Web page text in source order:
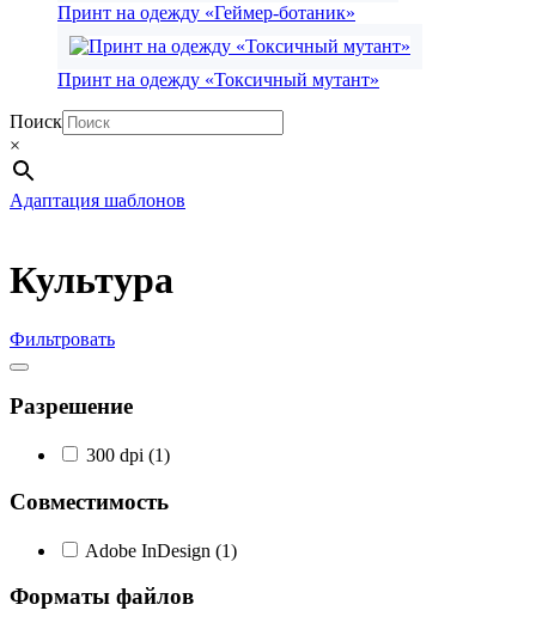
Принт на одежду «Геймер-ботаник»
Принт на одежду «Токсичный мутант»
Поиск
×
Адаптация шаблонов
Культура
Фильтровать
Разрешение
300 dpi (1)
Совместимость
Adobe InDesign (1)
Форматы файлов